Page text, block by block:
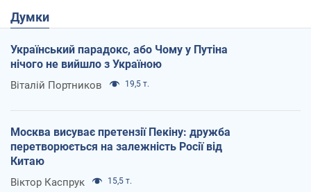
Думки
Український парадокс, або Чому у Путіна
нічого не вийшло з Україною
Віталій Портников 19,5 т.
Москва висуває претензії Пекіну: дружба
перетворюється на залежність Росії від
Китаю
Віктор Каспрук 15,5 т.